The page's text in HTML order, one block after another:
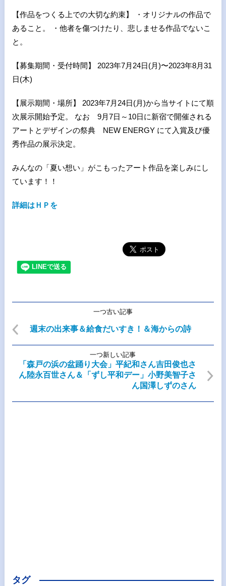
【作品をつくる上での大切な約束】 ・オリジナルの作品で
あること。 ・他者を傷つけたり、悲しませる作品でないこ
と。
【募集期間・受付時間】 2023年7月24日(月)〜2023年8月31
日(木)
【展示期間・場所】 2023年7月24日(月)から当サイトにて順
次展示開始予定。 なお 9月7日～10日に新宿で開催される
アートとデザインの祭典 NEW ENERGY にて入賞及び優
秀作品の展示決定。
みんなの「夏い想い」がこもったアート作品を楽しみにし
ています！！
詳細はＨＰを
一つ古い記事
週末の出来事＆給食だいすき！＆海からの詩
一つ新しい記事
「森戸の浜の盆踊り大会」平紀和さん吉田俊也さ
ん陸永百世さん＆「ずし平和デー」小野美智子さ
ん国澤しずのさん
タグ